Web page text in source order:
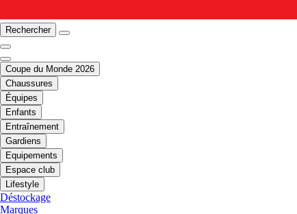
Rechercher
Coupe du Monde 2026
Chaussures
Équipes
Enfants
Entraînement
Gardiens
Equipements
Espace club
Lifestyle
Déstockage
Marques